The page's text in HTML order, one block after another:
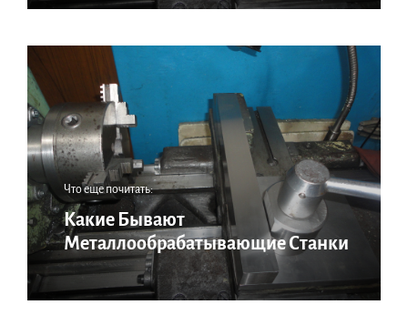
Что еще почитать:
Какие Бывают
Металлообрабатывающие Станки